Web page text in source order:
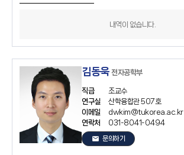
내역이 없습니다.
김동욱 전자공학부
직급
조교수
연구실
산학융합관 507호
이메일
dwkim@tukorea.ac.kr
연락처
031-8041-0494
email 문의하기